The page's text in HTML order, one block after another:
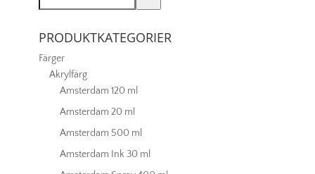
PRODUKTKATEGORIER
Färger
Akrylfärg
Amsterdam 120 ml
Amsterdam 20 ml
Amsterdam 500 ml
Amsterdam Ink 30 ml